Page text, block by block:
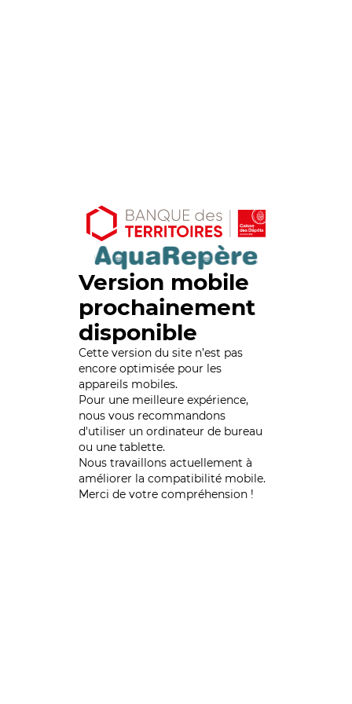
Version mobile
prochainement
disponible
Cette version du site n’est pas
encore optimisée pour les
appareils mobiles.
Pour une meilleure expérience,
nous vous recommandons
d'utiliser un ordinateur de bureau
ou une tablette.
Nous travaillons actuellement à
améliorer la compatibilité mobile.
Merci de votre compréhension !